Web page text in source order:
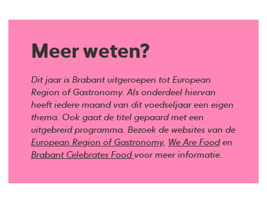
Meer weten?
Dit jaar is Brabant uitgeroepen tot European
Region of Gastronomy. Als onderdeel hiervan
heeft iedere maand van dit voedseljaar een eigen
thema. Ook gaat de titel gepaard met een
uitgebreid programma. Bezoek de websites van de
European Region of Gastronomy, We Are Fooden
Brabant Celebrates Food voor meer informatie.